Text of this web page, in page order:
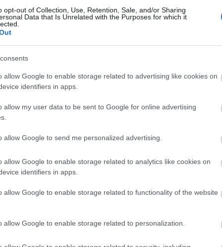
opt-out of Collection, Use, Retention, Sale, and/or Sharing
Data that Is Unrelated with the Purposes for which it
allow Google to enable storage related to advertising like cookies on
identifiers in apps.
allow my user data to be sent to Google for online advertising
allow Google to send me personalized advertising.
allow Google to enable storage related to analytics like cookies on
identifiers in apps.
allow Google to enable storage related to functionality of the website
allow Google to enable storage related to personalization.
ütemes menetrend szerint, egész nap
és Gödöllő között egész nap fél óránként
Aszód és Hatvan térségét az Egerbe egész nap
nem állnak meg, ezáltal gyors kapcsolatot
köszönhetően a korábbinál
járatait a vasúti közlekedéssel, Budapest és
és azAgria InterRégió-vonatok. Minden
menetidejük 1 óra 40 percre
és Egerben számos autóbuszjárat
között közlekedő
vonal jön létre: a járatok Maklár, Templom
autóbusz-állomás–Eger, Felnémet–
a reggeli és délutáni időszakban pedig